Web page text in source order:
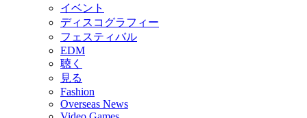
イベント
ディスコグラフィー
フェスティバル
EDM
聴く
見る
Fashion
Overseas News